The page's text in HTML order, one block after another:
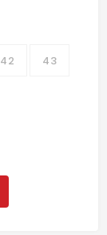
42 43